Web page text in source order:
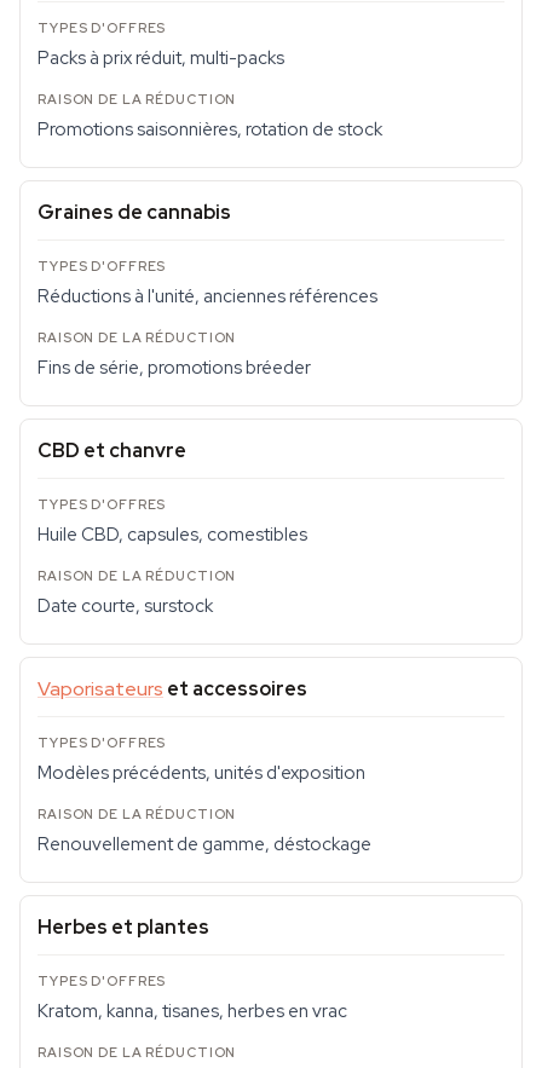
Packs à prix réduit, multi-packs
Promotions saisonnières, rotation de stock
Graines de cannabis
Réductions à l'unité, anciennes références
Fins de série, promotions bréeder
CBD et chanvre
Huile CBD, capsules, comestibles
Date courte, surstock
Vaporisateurs et accessoires
Modèles précédents, unités d'exposition
Renouvellement de gamme, déstockage
Herbes et plantes
Kratom, kanna, tisanes, herbes en vrac